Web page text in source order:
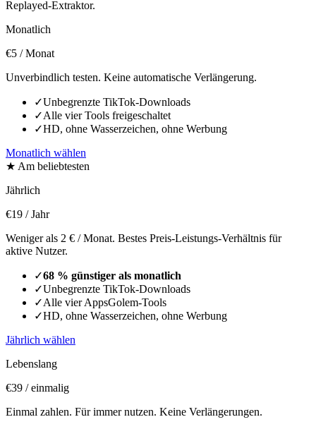
Replayed-Extraktor.
Monatlich
€5 / Monat
Unverbindlich testen. Keine automatische Verlängerung.
✓Unbegrenzte TikTok-Downloads
✓Alle vier Tools freigeschaltet
✓HD, ohne Wasserzeichen, ohne Werbung
Monatlich wählen
★ Am beliebtesten
Jährlich
€19 / Jahr
Weniger als 2 € / Monat. Bestes Preis-Leistungs-Verhältnis für
aktive Nutzer.
✓68 % günstiger als monatlich
✓Unbegrenzte TikTok-Downloads
✓Alle vier AppsGolem-Tools
✓HD, ohne Wasserzeichen, ohne Werbung
Jährlich wählen
Lebenslang
€39 / einmalig
Einmal zahlen. Für immer nutzen. Keine Verlängerungen.